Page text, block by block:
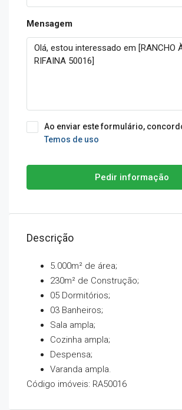
Mensagem
Ao enviar este formulário,
Temos de uso
Pedir informação
Descrição
5.000m² de área;
230m² de Construção;
05 Dormitórios;
03 Banheiros;
Sala ampla;
Cozinha ampla;
Despensa;
Varanda ampla.
Código imóveis: RA50016